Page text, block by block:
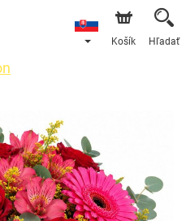
nášho e-shopu.
je od 11.8.2026 z
Košík Hľadať